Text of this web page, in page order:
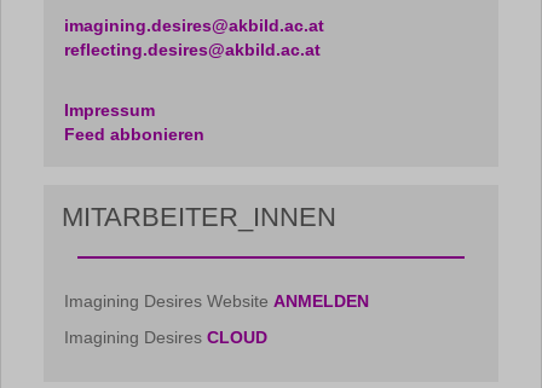
imagining.desires@akbild.ac.at
reflecting.desires@akbild.ac.at
Impressum
Feed abbonieren
MITARBEITER_INNEN
Imagining Desires Website ANMELDEN
Imagining Desires CLOUD